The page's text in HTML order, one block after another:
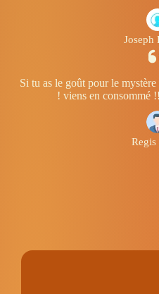
Joseph
Si tu as le goût pour le
! viens en consommé
Regis